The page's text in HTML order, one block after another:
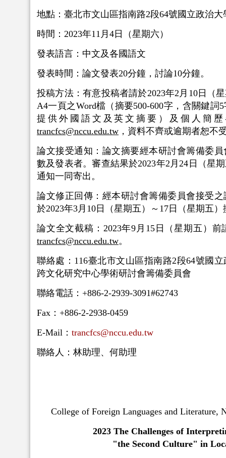
地點：臺北市文山區指南路2段64號國立政治
時間：2023年11月4日（星期六）
發表語言：中文及各國語文
發表時間：論文發表20分鐘，討論10分鐘。
投稿方法：有意投稿者請於2023年2月10日（
A4一頁之Word檔（摘要500-600字，含關鍵詞
提供外國語文及英文摘要）及個人簡
trancfcs@nccu.edu.tw ，資料不齊或逾期者恕不
論文接受通知：論文摘要經本研討會籌備委
數及發表者。審查結果於2023年2月24日（星
通知一同寄出。
論文修正回傳：經本研討會籌備委員會接受
於2023年3月10日（星期五）～17日（星期五
論文全文截稿：2023年9月15日（星期五）
trancfcs@nccu.edu.tw。
聯絡處：116臺北市文山區指南路2段64號國
跨文化研究中心學術研討會籌備委員會
聯絡電話：+886-2-2939-3091#62743
Fax：+886-2-2938-0459
E-Mail： trancfcs@nccu.edu.tw
聯絡人：林助理、何助理
College of Foreign Languages and Literature,
2023 The Challenges of
"the Second Culture" in